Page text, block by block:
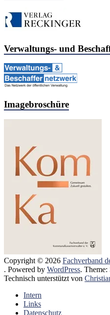
Verwaltungs- und
Imagebroschüre
Copyright © 2026 Fachverband
. Powered by WordPress. Theme:
Technisch unterstützt von
Intern
Links
Datenschutz